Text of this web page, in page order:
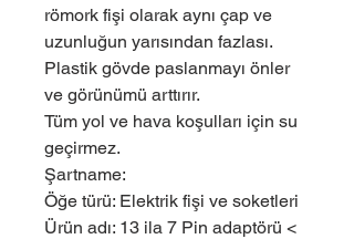
römork fişi olarak aynı çap ve
uzunluğun yarısından fazlası.
Plastik gövde paslanmayı önler
ve görünümü arttırır.
Tüm yol ve hava koşulları için su
geçirmez.
Şartname:
Öğe türü: Elektrik fişi ve soketleri
Ürün adı: 13 ila 7 Pin adaptörü <